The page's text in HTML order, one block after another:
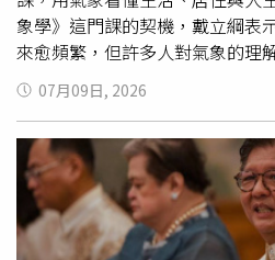
象學》這門課的契機，戴立綱表
來愈頻繁，但許多人對氣象的理
雨」、「要不要帶傘」。事實上
家想像還深，「天氣不只是背景
安全、旅遊規劃，甚至是買房決
號，其實有助於做出正確判斷
不是要教大家背誦專業名詞，而
用，「當你懂得看懂天氣的訊
斷。」一堂課集結十個章節，其
07月09日, 2026